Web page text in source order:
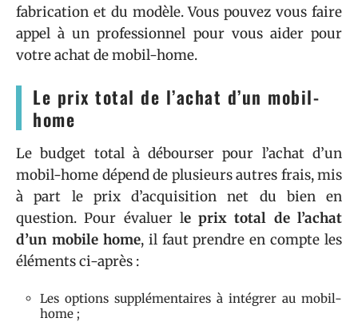
fabrication et du modèle. Vous pouvez vous faire
appel à un professionnel pour vous aider pour
votre achat de mobil-home.
Le prix total de l’achat d’un mobil-
home
Le budget total à débourser pour l’achat d’un
mobil-home dépend de plusieurs autres frais, mis
à part le prix d’acquisition net du bien en
question. Pour évaluer le prix total de l’achat
d’un mobile home, il faut prendre en compte les
éléments ci-après :
Les options supplémentaires à intégrer au mobil-
home ;